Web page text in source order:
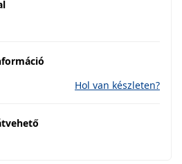
Hol van készleten?